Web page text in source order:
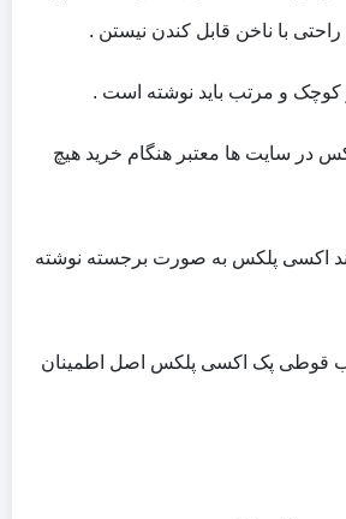
با ناخن قابل کندن نیستن .
در سایت ها معتبر هنگام خرید هیچ
اکسی پلکس به صورت برجسته نوشته
قوطی پک اکسی پلکس اصل اطمینان